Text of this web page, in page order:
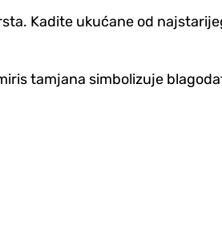
Kadite ukućane od
tamjana simbolizuje